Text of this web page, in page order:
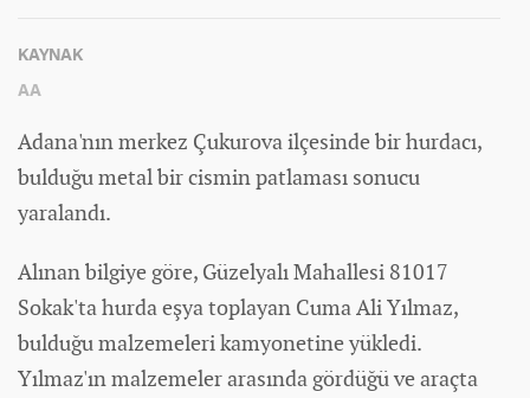
KAYNAK
AA
Adana'nın merkez Çukurova ilçesinde bir hurdacı,
bulduğu metal bir cismin patlaması sonucu
yaralandı.
Alınan bilgiye göre, Güzelyalı Mahallesi 81017
Sokak'ta hurda eşya toplayan Cuma Ali Yılmaz,
bulduğu malzemeleri kamyonetine yükledi.
Yılmaz'ın malzemeler arasında gördüğü ve araçta